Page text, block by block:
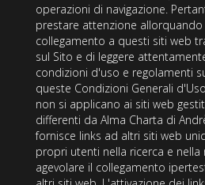
operazioni di navigazione.
prestare attenzione allorquando
collegamento a questi siti web
sul Sito e di leggere
condizioni d'uso e regolamenti
queste Condizioni Generali
non si applicano ai siti web
differenti da Alma Charta di
fornisce links ad altri siti web
propri utenti nella ricerca e nella
agevolare il collegamento